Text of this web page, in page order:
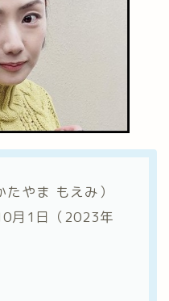
やま もえみ）
月1日（2023年